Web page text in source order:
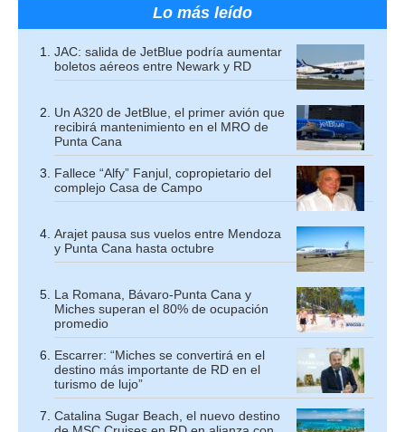
Lo más leído
JAC: salida de JetBlue podría aumentar
boletos aéreos entre Newark y RD
Un A320 de JetBlue, el primer avión que
recibirá mantenimiento en el MRO de
Punta Cana
Fallece “Alfy” Fanjul, copropietario del
complejo Casa de Campo
Arajet pausa sus vuelos entre Mendoza
y Punta Cana hasta octubre
La Romana, Bávaro-Punta Cana y
Miches superan el 80% de ocupación
promedio
Escarrer: “Miches se convertirá en el
destino más importante de RD en el
turismo de lujo”
Catalina Sugar Beach, el nuevo destino